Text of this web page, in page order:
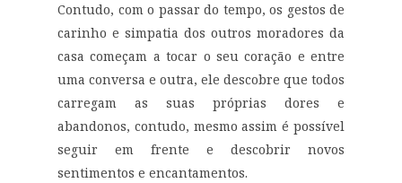
Contudo, com o passar do tempo, os gestos de
carinho e simpatia dos outros moradores da
casa começam a tocar o seu coração e entre
uma conversa e outra, ele descobre que todos
carregam as suas próprias dores e
abandonos, contudo, mesmo assim é possível
seguir em frente e descobrir novos
sentimentos e encantamentos.